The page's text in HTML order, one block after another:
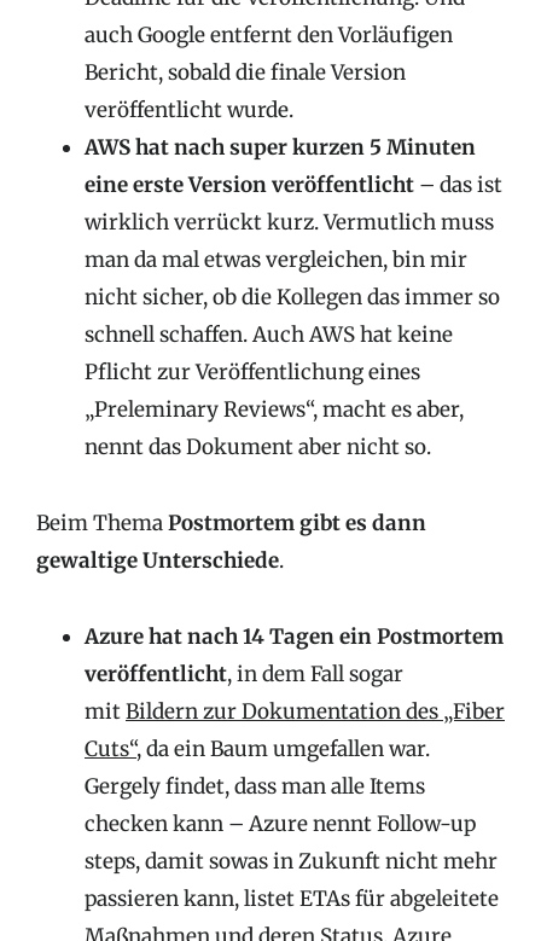
auch Google entfernt den Vorläufigen
Bericht, sobald die finale Version
veröffentlicht wurde.
AWS hat nach super kurzen 5 Minuten
eine erste Version veröffentlicht – das ist
wirklich verrückt kurz. Vermutlich muss
man da mal etwas vergleichen, bin mir
nicht sicher, ob die Kollegen das immer so
schnell schaffen. Auch AWS hat keine
Pflicht zur Veröffentlichung eines
„Preleminary Reviews“, macht es aber,
nennt das Dokument aber nicht so.
Beim ThemaPostmortem gibt es dann
gewaltige Unterschiede.
Azure hat nach 14 Tagen ein Postmortem
veröffentlicht, in dem Fall sogar
mitBildern zur Dokumentation des „Fiber
Cuts“, da ein Baum umgefallen war.
Gergely findet, dass man alle Items
checken kann – Azure nennt Follow-up
steps, damit sowas in Zukunft nicht mehr
passieren kann, listet ETAs für abgeleitete